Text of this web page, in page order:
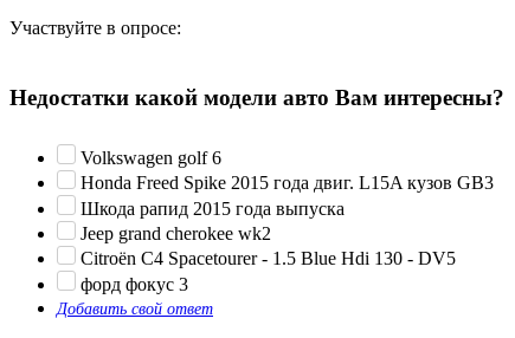
Участвуйте в опросе:
Недостатки какой модели авто Вам интересны?
Volkswagen golf 6
Honda Freed Spike 2015 года двиг. L15A кузов GB3
Шкода рапид 2015 года выпуска
Jeep grand cherokee wk2
Citroën C4 Spacetourer - 1.5 Blue Hdi 130 - DV5
форд фокус 3
Добавить свой ответ